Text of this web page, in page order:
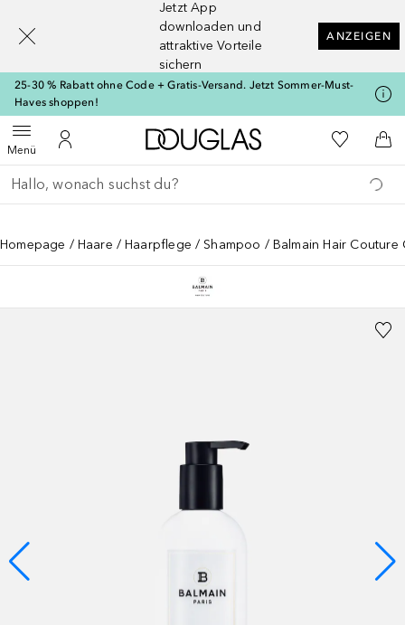
Jetzt App
downloaden und
attraktive Vorteile
sichern
ANZEIGEN
25-30 % Rabatt ohne Code + Gratis-Versand. Jetzt Sommer-Must-
Haves shoppen!
MenüMenü öffnenZu Meinem Kundenkonto
Zur Douglas Startseite
Zu Meiner
Gehe zurück
Suche ausführen
Homepage Haare Haarpflege Shampoo Balmain Hair Couture
[navigation.slideout.screenreader]